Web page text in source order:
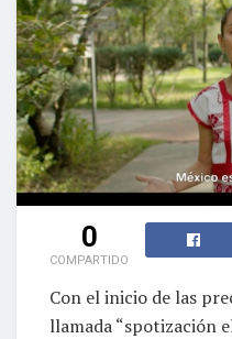
0
COMPARTIDO
Con el inicio de las
llamada “spotización